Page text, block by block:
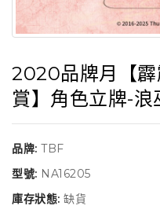
2020品牌月【
賞】角色立牌-浪
品牌: TBF
型號: NA16205
庫存狀態: 缺貨